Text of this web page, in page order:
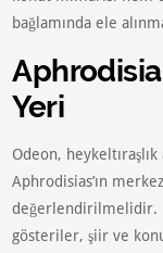
bağlamında ele
Yeri
Odeon,
Aphrodisias’ın
değerlendirilmelidir.
gösteriler, şiir ve